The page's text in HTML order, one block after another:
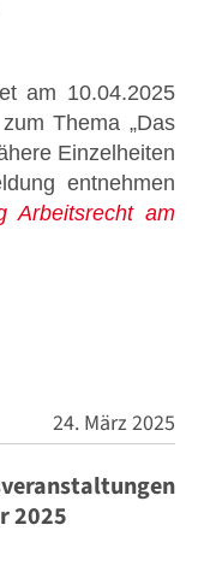
am 10.04.2025
Thema „Das
Einzelheiten
entnehmen
Arbeitsrecht am
24. März 2025
2025